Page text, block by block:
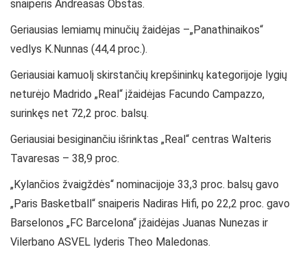
snaiperis Andreasas Obstas.
Geriausias lemiamų minučių žaidėjas –„Panathinaikos“
vedlys K.Nunnas (44,4 proc.).
Geriausiai kamuolį skirstančių krepšininkų kategorijoje lygių
neturėjo Madrido „Real“ įžaidėjas Facundo Campazzo,
surinkęs net 72,2 proc. balsų.
Geriausiai besiginančiu išrinktas „Real“ centras Walteris
Tavaresas – 38,9 proc.
„Kylančios žvaigždės“ nominacijoje 33,3 proc. balsų gavo
„Paris Basketball“ snaiperis Nadiras Hifi, po 22,2 proc. gavo
Barselonos „FC Barcelona“ įžaidėjas Juanas Nunezas ir
Vilerbano ASVEL lyderis Theo Maledonas.